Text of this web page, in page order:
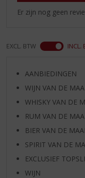
Er zijn nog geen
EXCL. BTW INCL.
AANBIEDINGEN
WIJN VAN DE
WHISKY VAN DE
RUM VAN DE
BIER VAN DE
SPIRIT VAN DE
EXCLUSIEF
WIJN